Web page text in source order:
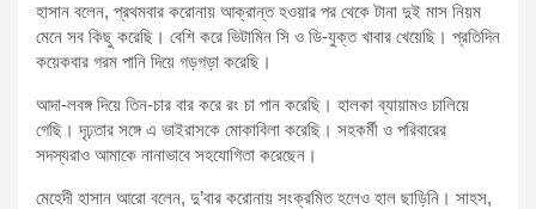
হাসান বলেন, প্রথমবার করোনায় আক্রান্ত হওয়ার পর থেকে টানা দুই মাস নিয়ম
মেনে সব কিছু করেছি। বেশি করে ভিটামিন সি ও ডি-যুক্ত খাবার খেয়েছি। প্রতিদিন
কয়েকবার গরম পানি দিয়ে গড়গড়া করেছি।
আদা-লবঙ্গ দিয়ে তিন-চার বার করে রং চা পান করেছি। হালকা ব্যায়ামও চালিয়ে
গেছি। দৃঢ়তার সঙ্গে এ ভাইরাসকে মোকাবিলা করেছি। সহকর্মী ও পরিবারের
সদস্যরাও আমাকে নানাভাবে সহযোগিতা করেছেন।
মেহেদী হাসান আরো বলেন, দু’বার করোনায় সংক্রমিত হলেও হাল ছাড়িনি। সাহস,